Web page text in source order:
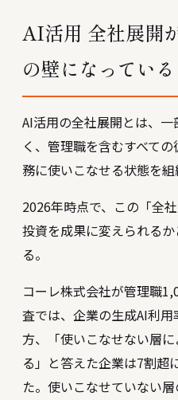
AI活用 全社展開
の壁になっている
AI活用の全社展開とは、
く、管理職を含むすべて
務に使いこなせる状態を組
2026年時点で、この「全
投資を成果に変えられる
る。
コーレ株式会社が管理職
査では、企業の生成AI利
方、「使いこなせない層
る」と答えた企業は7割超
た。使いこなせていない